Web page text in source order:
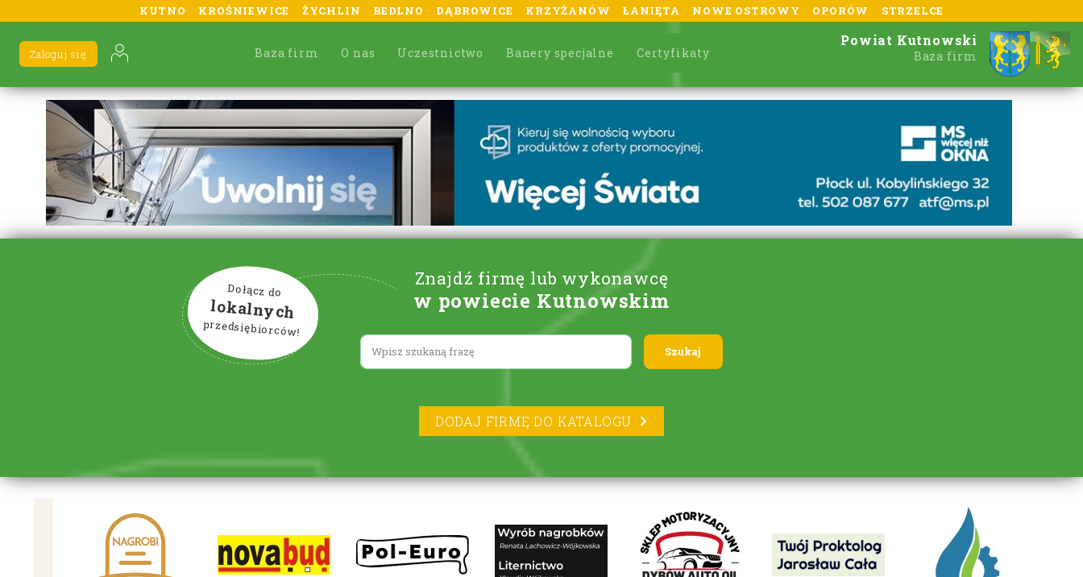
KUTNO KROŚNIEWICE ŻYCHLIN BEDLNO DĄBROWICE KRZYŻANÓW ŁANIĘTA NOWE OSTROWY OPORÓW STRZELCE
Baza firm O nas Uczestnictwo Banery specjalne Certyfikaty
Zaloguj się
Powiat Kutnowski
Baza firm
Znajdź firmę lub wykonawcę
w powiecie Kutnowskim
Dołącz do
lokalnych
przedsiębiorców!
Lorem ipsum
DODAJ FIRMĘ DO KATALOGU
lorem ipsum